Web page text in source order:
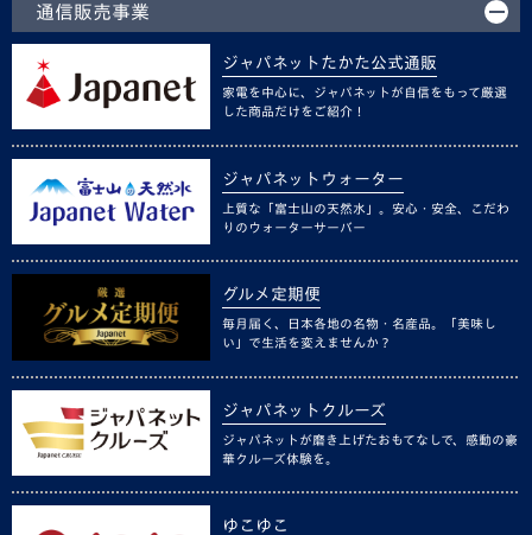
通信販売事業
ジャパネットたかた公式通販
家電を中心に、ジャパネットが自信をもって厳選
した商品だけをご紹介！
ジャパネットウォーター
上質な「富士山の天然水」。安心・安全、こだわ
りのウォーターサーバー
グルメ定期便
毎月届く、日本各地の名物・名産品。「美味し
い」で生活を変えませんか？
ジャパネットクルーズ
ジャパネットが磨き上げたおもてなしで、感動の豪
華クルーズ体験を。
ゆこゆこ